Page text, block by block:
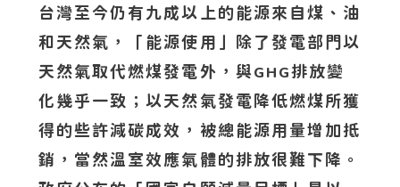
台灣至今仍有九成以上的能源來自煤、油
和天然氣，「能源使用」除了發電部門以
天然氣取代燃煤發電外，與 GHG排放變
化幾乎一致；以天然氣發電降低燃煤所獲
得的些許減碳成效，被總能源用量增加抵
銷，當然溫室效應氣體的排放很難下降。